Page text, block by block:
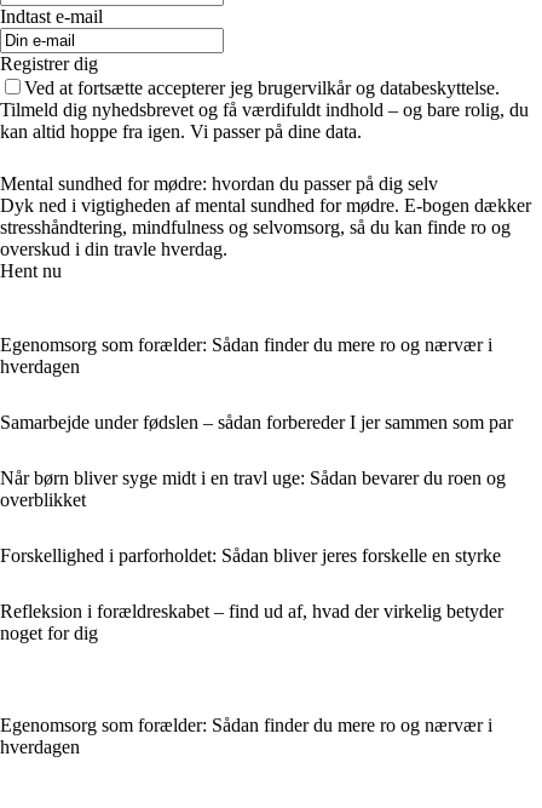
Indtast e-mail
Registrer dig
Ved at fortsætte accepterer jeg brugervilkår og databeskyttelse.
Tilmeld dig nyhedsbrevet og få værdifuldt indhold – og bare rolig, du
kan altid hoppe fra igen. Vi passer på dine data.
Mental sundhed for mødre: hvordan du passer på dig selv
Dyk ned i vigtigheden af mental sundhed for mødre. E-bogen dækker
stresshåndtering, mindfulness og selvomsorg, så du kan finde ro og
overskud i din travle hverdag.
Hent nu
Egenomsorg som forælder: Sådan finder du mere ro og nærvær i
hverdagen
Samarbejde under fødslen – sådan forbereder I jer sammen som par
Når børn bliver syge midt i en travl uge: Sådan bevarer du roen og
overblikket
Forskellighed i parforholdet: Sådan bliver jeres forskelle en styrke
Refleksion i forældreskabet – find ud af, hvad der virkelig betyder
noget for dig
Egenomsorg som forælder: Sådan finder du mere ro og nærvær i
hverdagen